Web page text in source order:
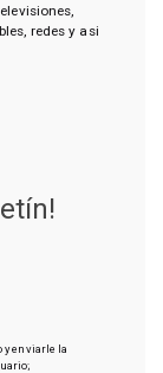
redes y asi
y enviarle la